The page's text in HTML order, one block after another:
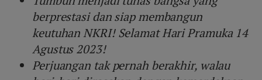
berprestasi dan siap membangun
keutuhan NKRI! Selamat Hari Pramuka 14
Agustus 2023!
Perjuangan tak pernah berakhir, walau